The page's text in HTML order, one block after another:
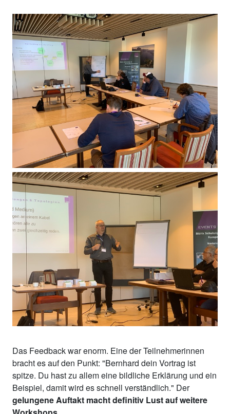
Das Feedback war enorm. Eine der Teilnehmerinnen
bracht es auf den Punkt: "Bernhard dein Vortrag ist
spitze. Du hast zu allem eine bildliche Erklärung und ein
Beispiel, damit wird es schnell verständlich." Der
gelungene Auftakt macht definitiv Lust auf weitere